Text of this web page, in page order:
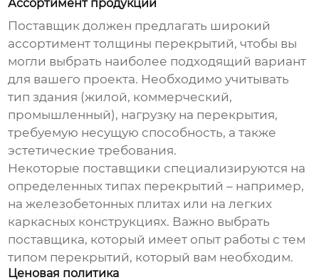
Ассортимент продукции
Поставщик должен предлагать широкий
ассортименттолщины перекрытий, чтобы вы
могли выбрать наиболее подходящий вариант
для вашего проекта. Необходимо учитывать
тип здания (жилой, коммерческий,
промышленный), нагрузку на перекрытия,
требуемую несущую способность, а также
эстетические требования.
Некоторые поставщики специализируются на
определенных типах перекрытий – например,
на железобетонных плитах или на легких
каркасных конструкциях. Важно выбрать
поставщика, который имеет опыт работы с тем
типом перекрытий, который вам необходим.
Ценовая политика